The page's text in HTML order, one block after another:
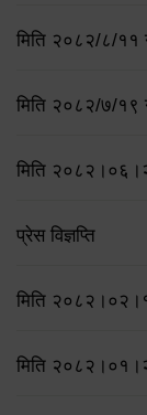
मिति २०८२/८/११
मिति २०८२/७/१९
मिति
प्रेस विज्ञप्ति
मिति
मिति